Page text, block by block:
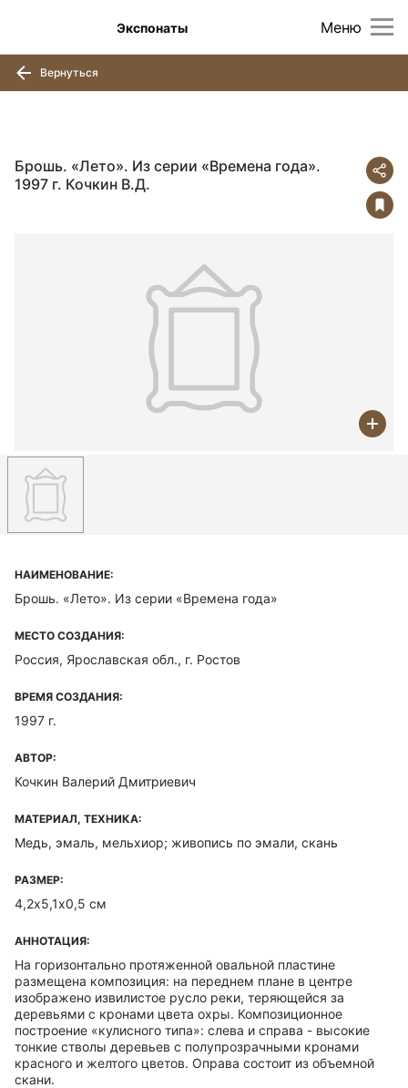
Меню
Экспонаты
Вернуться
Брошь. «Лето». Из серии «Времена года».
1997 г. Кочкин В.Д.
НАИМЕНОВАНИЕ:
Брошь. «Лето». Из серии «Времена года»
МЕСТО СОЗДАНИЯ:
Россия, Ярославская обл., г. Ростов
ВРЕМЯ СОЗДАНИЯ:
1997 г.
АВТОР:
Кочкин Валерий Дмитриевич
МАТЕРИАЛ, ТЕХНИКА:
Медь, эмаль, мельхиор; живопись по эмали, скань
РАЗМЕР:
4,2х5,1х0,5 см
АННОТАЦИЯ:
На горизонтально протяженной овальной пластине
размещена композиция: на переднем плане в центре
изображено извилистое русло реки, теряющейся за
деревьями с кронами цвета охры. Композиционное
построение «кулисного типа»: слева и справа - высокие
тонкие стволы деревьев с полупрозрачными кронами
красного и желтого цветов. Оправа состоит из объемной
скани.